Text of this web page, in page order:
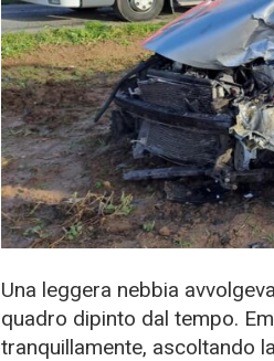
Una leggera nebbia
quadro dipinto dal tempo.
tranquillamente, ascoltando